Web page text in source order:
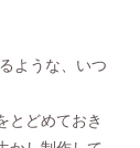
ような、いつ
とどめておき